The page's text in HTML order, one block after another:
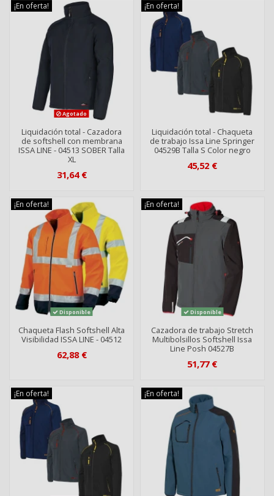
¡En oferta!
Agotado
Liquidación total - Cazadora
de softshell con membrana
ISSA LINE - 04513 SOBER Talla
XL
31,64 €
¡En oferta!
Liquidación total - Chaqueta
de trabajo Issa Line Springer
04529B Talla S Color negro
45,52 €
¡En oferta!
Disponible
Chaqueta Flash Softshell Alta
Visibilidad ISSA LINE - 04512
62,88 €
¡En oferta!
Disponible
Cazadora de trabajo Stretch
Multibolsillos Softshell Issa
Line Posh 04527B
51,77 €
¡En oferta! ¡En oferta!